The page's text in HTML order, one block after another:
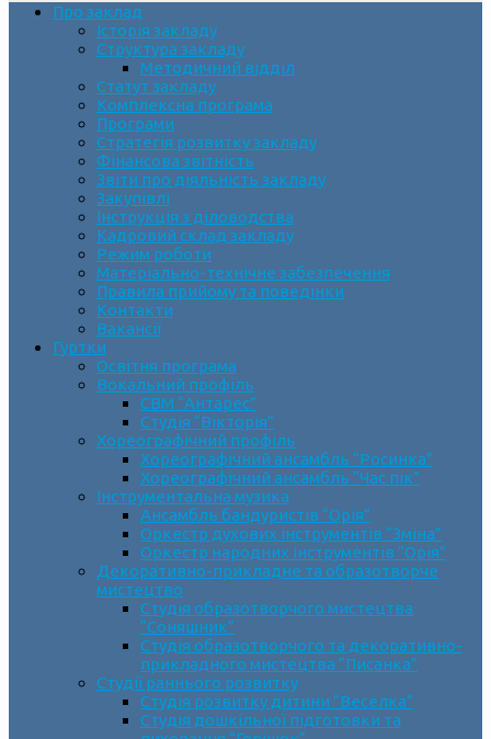
Про заклад
Історія закладу
Структура закладу
Методичний відділ
Статут закладу
Комплексна програма
Програми
Стратегія розвитку закладу
Фінансова звітність
Звіти про діяльність закладу
Закупівлі
Інструкція з діловодства
Кадровий склад закладу
Режим роботи
Матеріально-технічне забезпечення
Правила прийому та поведінки
Контакти
Вакансії
Гуртки
Освітня програма
Вокальний профіль
СВМ “Антарес”
Студія “Вікторія”
Хореографічний профіль
Хореографічний ансамбль “Росинка”
Хореографічний ансамбль “Час пік”
Інструментальна музика
Ансамбль бандуристів “Орія”
Оркестр духових інструментів “Зміна”
Оркестр народних інструментів “Орія”
Декоративно-прикладне та образотворче
мистецтво
Cтудія образотворчого мистецтва
“Соняшник”
Студія образотворчого та декоративно-
прикладного мистецтва “Писанка”
Студії раннього розвитку
Студія розвитку дитини “Веселка”
Студія дошкільної підготовки та